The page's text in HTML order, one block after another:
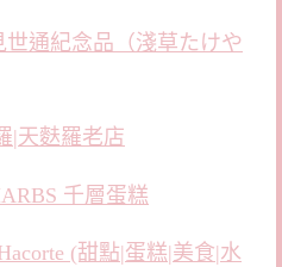
通紀念品（淺草たけや
|天麩羅老店
千層蛋糕
(甜點|蛋糕|美食|水